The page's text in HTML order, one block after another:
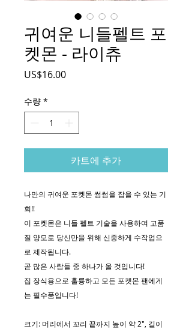
귀여운 니들펠트 포
켓몬 - 라이츄
US$16.00가
수량 *
카트에 추가
나만의 귀여운 포켓몬 썸썸을 잡을 수 있는 기
회!!
이 포켓몬은 니들 펠트 기술을 사용하여 고품
질 양모로 당신만을 위해 신중하게 수작업으
로 제작됩니다.
곧 많은 사람들 중 하나가 올 것입니다!
집 장식용으로 훌륭하고 모든 포켓몬 팬에게
는 필수품입니다!
크기: 머리에서 꼬리 끝까지 높이 약 2", 길이